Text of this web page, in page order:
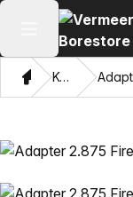
Otwórz menu
DomKatalog